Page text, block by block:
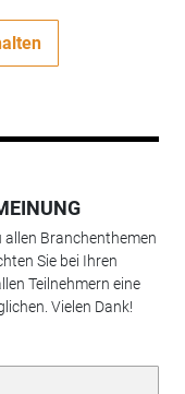
allen Branchenthemen
Sie bei Ihren
Teilnehmern eine
Vielen Dank!